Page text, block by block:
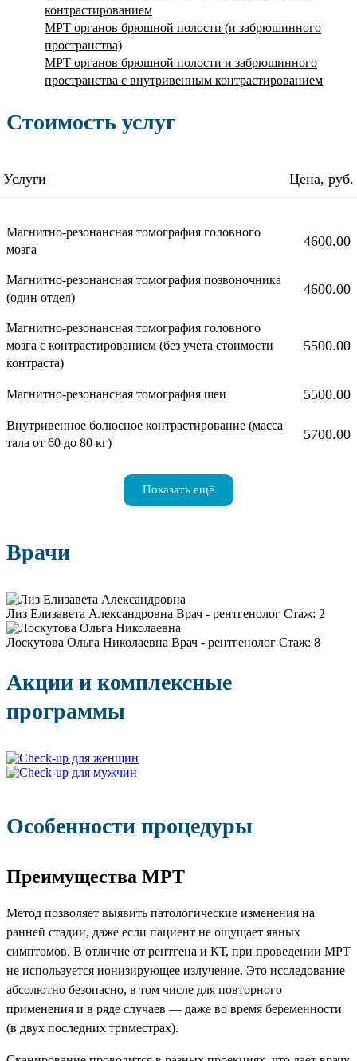
контрастированием
МРТ органов брюшной полости (и забрюшинного
пространства)
МРТ органов брюшной полости и забрюшинного
пространства с внутривенным контрастированием
Стоимость услуг
Услуги Цена, руб.
Магнитно-резонансная томография головного
мозга
4600.00
Магнитно-резонансная томография позвоночника
(один отдел)
4600.00
Магнитно-резонансная томография головного
мозга с контрастированием (без учета стоимости
контраста)
5500.00
Магнитно-резонансная томография шеи 5500.00
Внутривенное болюсное контрастирование (масса
тала от 60 до 80 кг)
5700.00
Показать ещё
Врачи
Лиз Елизавета Александровна Врач - рентгенолог Стаж: 2
Лоскутова Ольга Николаевна Врач - рентгенолог Стаж: 8
Акции и комплексные
программы
Особенности процедуры
Преимущества МРТ
Метод позволяет выявить патологические изменения на
ранней стадии, даже если пациент не ощущает явных
симптомов. В отличие от рентгена и КТ, при проведении МРТ
не используется ионизирующее излучение. Это исследование
абсолютно безопасно, в том числе для повторного
применения и в ряде случаев — даже во время беременности
(в двух последних триместрах).